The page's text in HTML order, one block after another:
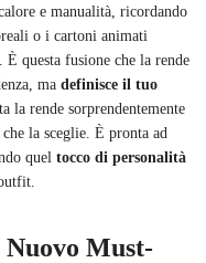
e manualità, ricordando
o i cartoni animati
È questa fusione che la rende
ma definisce il tuo
la rende sorprendentemente
la sceglie. È pronta ad
quel tocco di personalità
Must-